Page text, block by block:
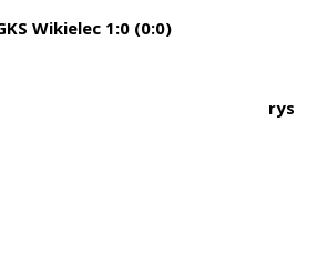
Wikielec 1:0 (0:0)
rys